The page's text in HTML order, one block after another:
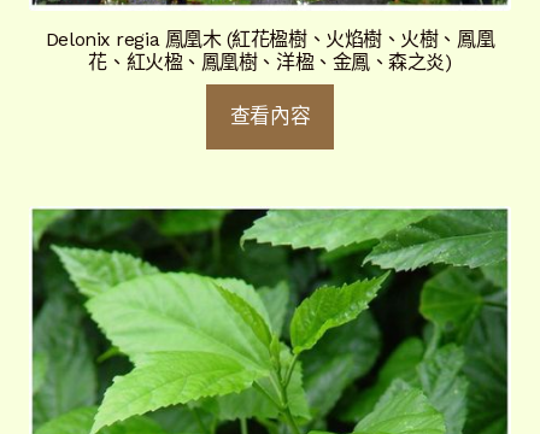
Delonix regia 鳳凰木 (紅花楹樹、火焰樹、火樹、鳳凰
花、紅火楹、鳳凰樹、洋楹、金鳳、森之炎)
查看內容